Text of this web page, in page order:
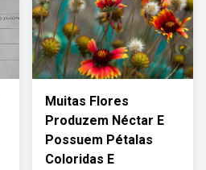
Muitas Flores
Produzem Néctar E
Possuem Pétalas
Coloridas E